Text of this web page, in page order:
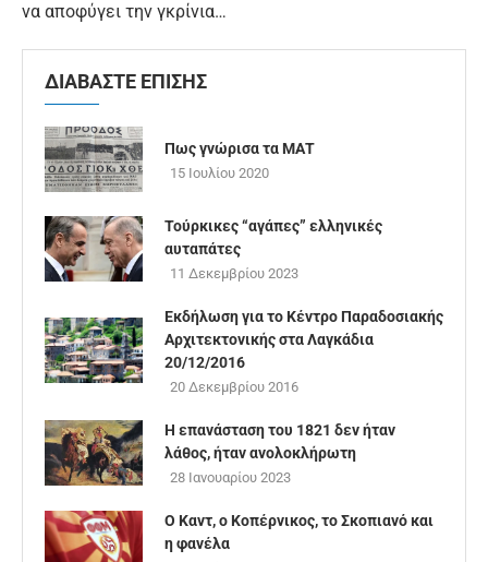
να αποφύγει την γκρίνια…
ΔΙΑΒΑΣΤΕ ΕΠΙΣΗΣ
Πως γνώρισα τα ΜΑΤ
15 Ιουλίου 2020
Τούρκικες “αγάπες” ελληνικές
αυταπάτες
11 Δεκεμβρίου 2023
Εκδήλωση για το Κέντρο Παραδοσιακής
Αρχιτεκτονικής στα Λαγκάδια
20/12/2016
20 Δεκεμβρίου 2016
Η επανάσταση του 1821 δεν ήταν
λάθος, ήταν ανολοκλήρωτη
28 Ιανουαρίου 2023
Ο Καντ, ο Κοπέρνικος, το Σκοπιανό και
η φανέλα